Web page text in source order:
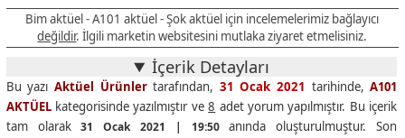
Bim aktüel - A101 aktüel - Şok aktüel için incelemelerimiz bağlayıcı
değildir. İlgili marketin websitesini mutlaka ziyaret etmelisiniz.
İçerik Detayları
Bu yazı Aktüel Ürünlertarafından, 31 Ocak 2021 tarihinde,A101
AKTÜELkategorisinde yazılmıştır ve8 adet yorum yapılmıştır. Bu içerik
tam olarak31 Ocak 2021 | 19:50anında oluşturulmuştur. Son